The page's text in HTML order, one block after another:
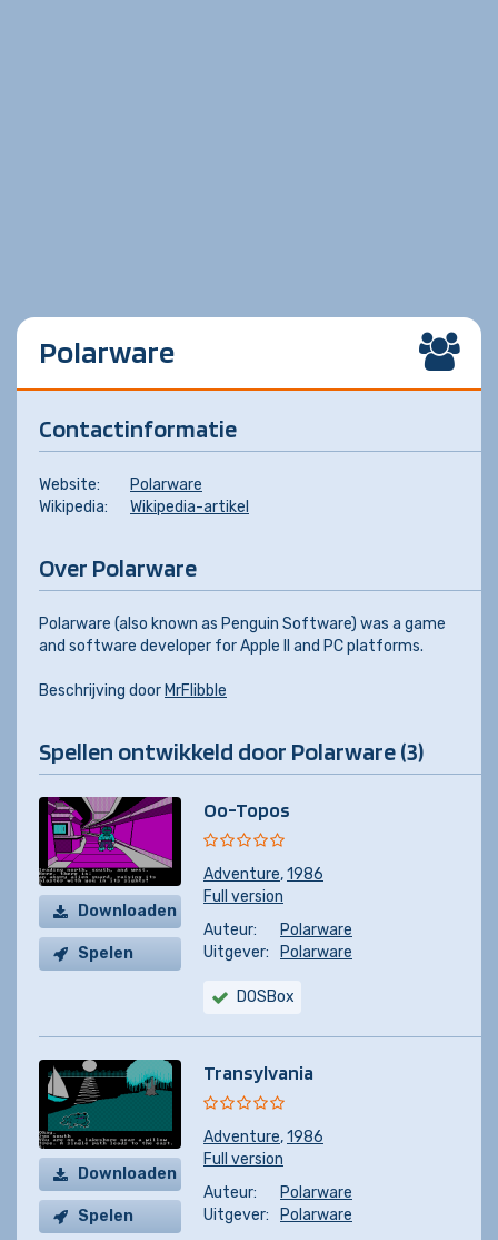
Polarware
Contactinformatie
Website:
Polarware
Wikipedia:
Wikipedia-artikel
Over Polarware
Polarware (also known as Penguin Software) was a game
and software developer for Apple II and PC platforms.
Beschrijving door MrFlibble
Spellen ontwikkeld door Polarware (3)
Downloaden
Spelen
Oo-Topos
Adventure,1986
Full version
Auteur:
Polarware
Uitgever:
Polarware
DOSBox
Downloaden
Spelen
Transylvania
Adventure,1986
Full version
Auteur:
Polarware
Uitgever:
Polarware